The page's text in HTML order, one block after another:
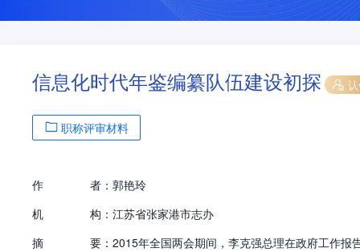
信息化时代年鉴编纂队伍建设初探
职称评审材料
作 者： 郭艳玲
机
构： 江苏省张家港市志办
摘
要： 2015年全国两会期间，李克强总理在政府工作报